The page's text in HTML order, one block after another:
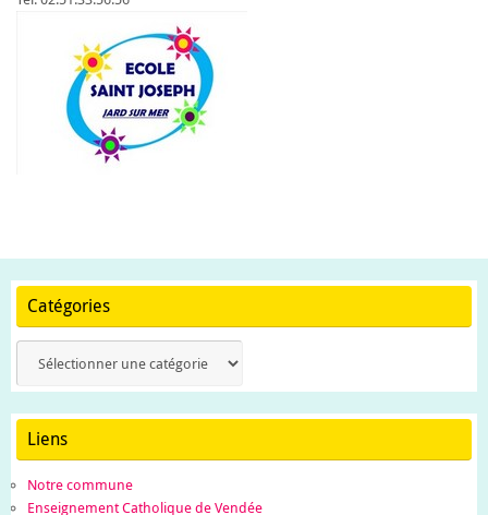
Catégories
Liens
Notre commune
Enseignement Catholique de Vendée